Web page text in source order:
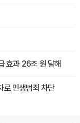
효과 26조 원 달해
로 민생범죄 차단